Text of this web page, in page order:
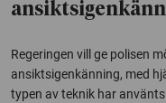
Regeringen vill ge polisen
ansiktsigenkänning, med
typen av teknik har